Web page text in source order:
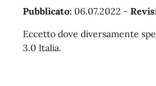
Pubblicato: 06.07.2022 -
Eccetto dove diversamente
3.0 Italia.